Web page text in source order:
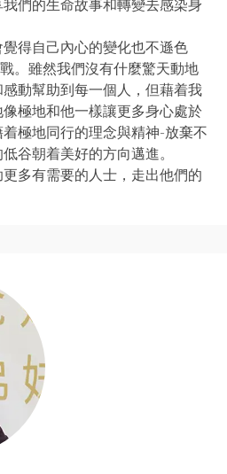
們的生命故事和轉變去感染身
得自己內心的變化也不遜色
。雖然我們沒有什麼驚天動地
動幫助到每一個人，但藉着我
極地和他一樣讓更多身心處於
極地同行的理念與精神-放棄不
谷朝着美好的方向邁進。
多有需要的人士，走出他們的